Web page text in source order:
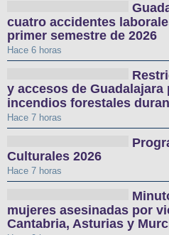
cuatro accidentes
primer semestre de 2026
Hace 6 horas
y accesos de Guadalajara
incendios forestales
Hace 7 horas
Culturales 2026
Hace 7 horas
mujeres asesinadas por
Cantabria, Asturias y